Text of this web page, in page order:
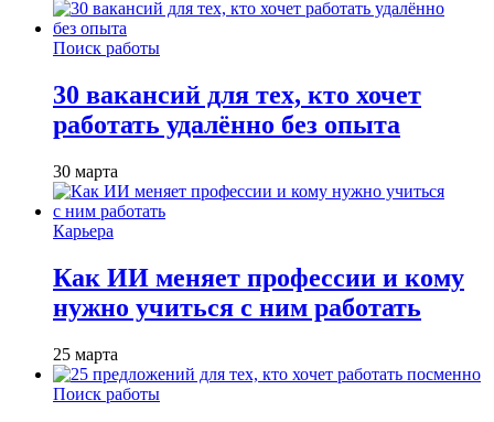
Поиск работы
30 вакансий для тех, кто хочет
работать удалённо без опыта
30 марта
Карьера
Как ИИ меняет профессии и кому
нужно учиться с ним работать
25 марта
Поиск работы